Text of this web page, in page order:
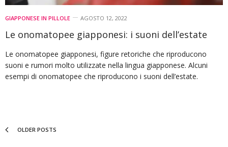
GIAPPONESE IN PILLOLE AGOSTO 12, 2022
Le onomatopee giapponesi: i suoni dell’estate
Le onomatopee giapponesi, figure retoriche che riproducono
suoni e rumori molto utilizzate nella lingua giapponese. Alcuni
esempi di onomatopee che riproducono i suoni dell’estate.
OLDER POSTS